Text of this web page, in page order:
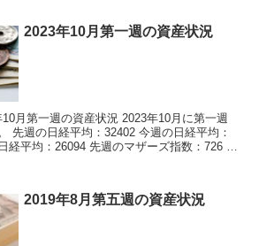
2023年10月第一週の資産状況
月第一週の資産状況 2023年10月に第一週
均：
先週のマザーズ指数：726
2019年8月第五週の資産状況